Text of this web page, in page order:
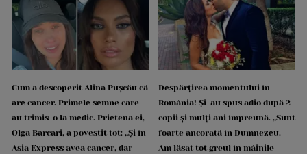
Cum a descoperit Alina Pușcău că
are cancer. Primele semne care
au trimis-o la medic. Prietena ei,
Olga Barcari, a povestit tot: „Și în
Asia Express avea cancer, dar
Despărțirea momentului în
România! Și-au spus adio după 2
copii și mulți ani împreună. „Sunt
foarte ancorată în Dumnezeu.
Am lăsat tot greul în mâinile